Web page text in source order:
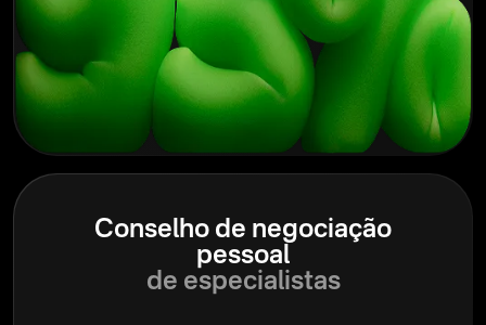
Conselho de negociação
pessoal
de especialistas